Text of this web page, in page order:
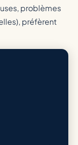
problèmes
préfèrent